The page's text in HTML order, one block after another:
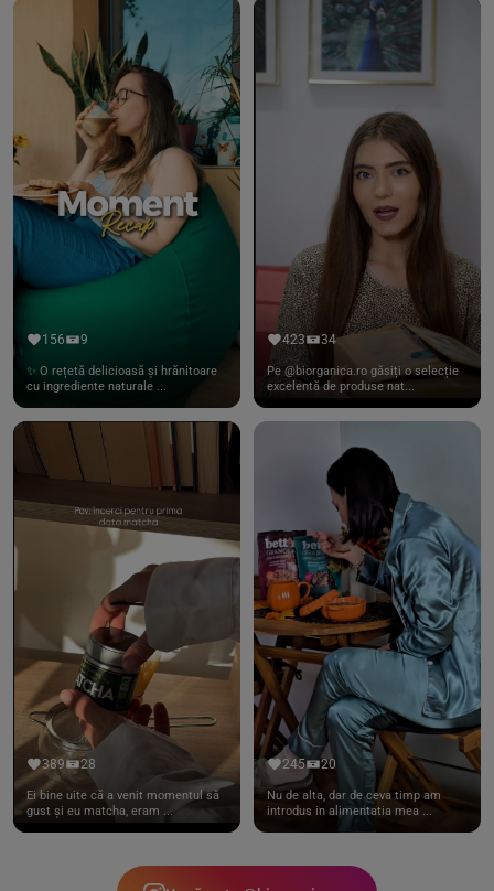
156 9
✨ O rețetă delicioasă și hrănitoare
cu ingrediente naturale ...
423 34
Pe @biorganica.ro găsiți o selecție
excelentă de produse nat...
389 28
Ei bine uite că a venit momentul să
gust și eu matcha, eram ...
245 20
Nu de alta, dar de ceva timp am
introdus in alimentatia mea ...